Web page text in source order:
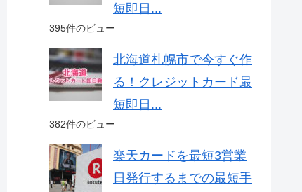
短即日...
395件のビュー
北海道札幌市で今すぐ作
る！クレジットカード最
短即日...
382件のビュー
楽天カードを最短3営業
日発行するまでの最短手